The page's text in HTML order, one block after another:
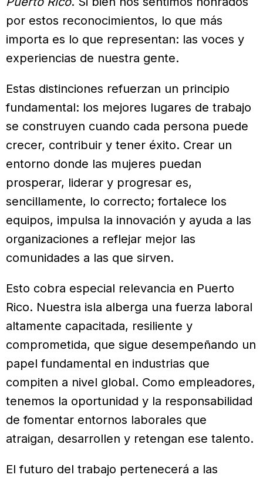
por estos reconocimientos, lo que más
importa es lo que representan: las voces y
experiencias de nuestra gente.
Estas distinciones refuerzan un principio
fundamental: los mejores lugares de trabajo
se construyen cuando cada persona puede
crecer, contribuir y tener éxito. Crear un
entorno donde las mujeres puedan
prosperar, liderar y progresar es,
sencillamente, lo correcto; fortalece los
equipos, impulsa la innovación y ayuda a las
organizaciones a reflejar mejor las
comunidades a las que sirven.
Esto cobra especial relevancia en Puerto
Rico. Nuestra isla alberga una fuerza laboral
altamente capacitada, resiliente y
comprometida, que sigue desempeñando un
papel fundamental en industrias que
compiten a nivel global. Como empleadores,
tenemos la oportunidad y la responsabilidad
de fomentar entornos laborales que
atraigan, desarrollen y retengan ese talento.
El futuro del trabajo pertenecerá a las